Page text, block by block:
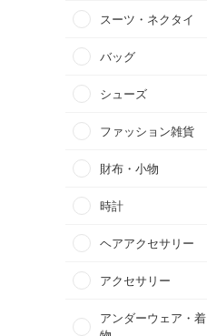
スーツ・ネクタイ
バッグ
シューズ
ファッション雑貨
財布・小物
時計
ヘアアクセサリー
アクセサリー
アンダーウェア・着